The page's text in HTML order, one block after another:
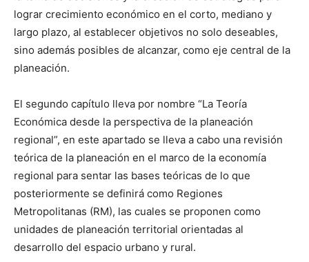
lograr crecimiento económico en el corto, mediano y
largo plazo, al establecer objetivos no solo deseables,
sino además posibles de alcanzar, como eje central de la
planeación.
El segundo capítulo lleva por nombre “La Teoría
Económica desde la perspectiva de la planeación
regional”, en este apartado se lleva a cabo una revisión
teórica de la planeación en el marco de la economía
regional para sentar las bases teóricas de lo que
posteriormente se definirá como Regiones
Metropolitanas (RM), las cuales se proponen como
unidades de planeación territorial orientadas al
desarrollo del espacio urbano y rural.